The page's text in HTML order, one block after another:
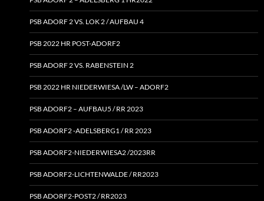
PSB ADORF 2 VS. LOK 2 / AUFBAU 4
PSB 2022 HR POST-ADORF2
PSB ADORF 2 VS. RABENSTEIN 2
PSB 2022 HR NIEDERWIESA /LW – ADORF2
PSB ADORF2 – AUFBAU5 / RR 2023
PSB ADORF2 ‑ADELSBERG1 / RR 2023
PSB ADORF2-NIEDERWIESA2 /2023RR
PSB ADORF2-LICHTENWALDE / RR2023
PSB ADORF2-POST2 / RR2023